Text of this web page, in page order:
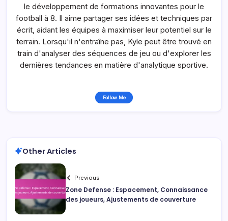
le développement de formations innovantes pour le
football à 8. Il aime partager ses idées et techniques par
écrit, aidant les équipes à maximiser leur potentiel sur le
terrain. Lorsqu'il n'entraîne pas, Kyle peut être trouvé en
train d'analyser des séquences de jeu ou d'explorer les
dernières tendances en matière d'analytique sportive.
Follow Me
Other Articles
Previous
Zone Defense : Espacement, Connaissance
des joueurs, Ajustements de couverture